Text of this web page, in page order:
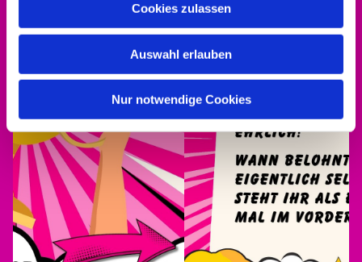
Cookies zulassen
Auswahl erlauben
Nur notwendige Cookies